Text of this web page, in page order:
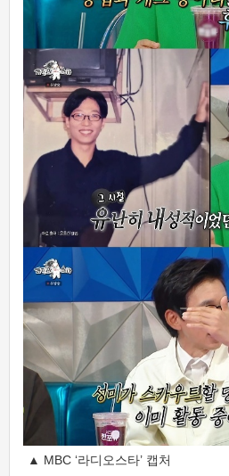
▲ MBC ‘라디오스타’ 캡처